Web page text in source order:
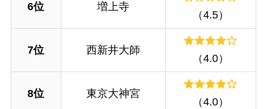
6位 増上寺
（4.5）
7位 西新井大師
（4.0）
8位 東京大神宮
（4.0）